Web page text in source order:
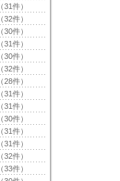
（31件）
（32件）
（30件）
（31件）
（30件）
（32件）
（28件）
（31件）
（31件）
（30件）
（31件）
（31件）
（32件）
（33件）